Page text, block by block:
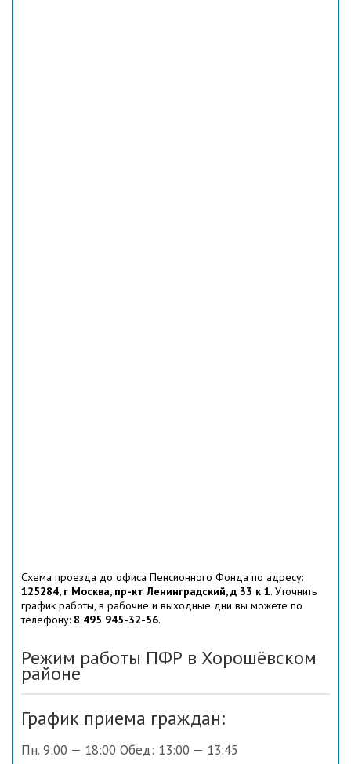
Схема проезда до офиса Пенсионного Фонда по адресу:
125284, г Москва, пр-кт Ленинградский, д 33 к 1. Уточнить
график работы, в рабочие и выходные дни вы можете по
телефону: 8 495 945-32-56.
Режим работы ПФР в Хорошёвском
районе
График приема граждан:
Пн. 9:00 — 18:00 Обед: 13:00 — 13:45